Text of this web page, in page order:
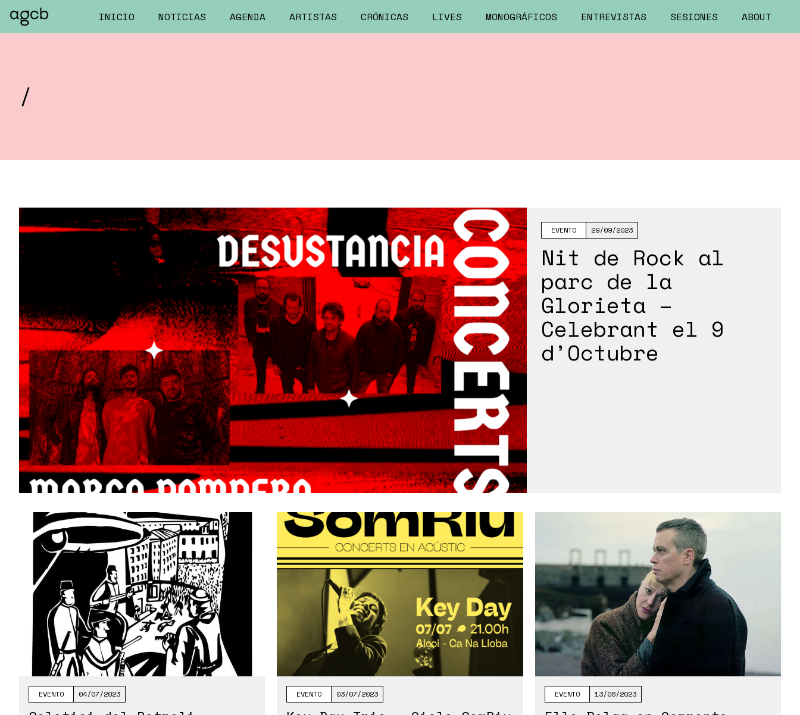
INICIO NOTICIAS AGENDA ARTISTAS CRÓNICAS LIVES MONOGRÁFICOS ENTREVISTAS SESIONES ABOUT
/
EVENTO 29/09/2023
Nit de Rock al
parc de la
Glorieta –
Celebrant el 9
d’Octubre
EVENTO 04/07/2023 EVENTO 03/07/2023 EVENTO 13/06/2023